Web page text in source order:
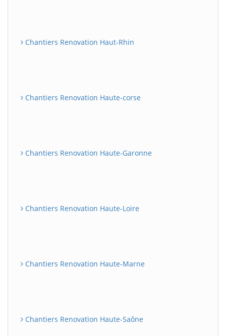
Chantiers Renovation Haut-Rhin
Chantiers Renovation Haute-corse
Chantiers Renovation Haute-Garonne
Chantiers Renovation Haute-Loire
Chantiers Renovation Haute-Marne
Chantiers Renovation Haute-Saône